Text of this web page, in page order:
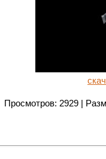
Просмотров: 2929 |